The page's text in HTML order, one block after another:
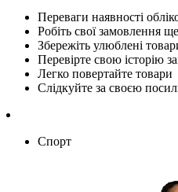
Переваги наявності
Робіть свої замовлення
Збережіть улюблені
Перевірте свою історію
Легко повертайте товари
Слідкуйте за своєю
Спорт